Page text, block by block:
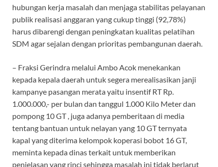
hubungan kerja masalah dan menjaga stabilitas pelayanan
publik realisasi anggaran yang cukup tinggi (92,78%)
harus dibarengi dengan peningkatan kualitas pelatihan
SDM agar sejalan dengan prioritas pembangunan daerah.
– Fraksi Gerindra melalui Ambo Acok menekankan
kepada kepala daerah untuk segera merealisasikan janji
kampanye pasangan merata yaitu insentif RT Rp.
1.000.000,- per bulan dan tanggul 1.000 Kilo Meter dan
pompong 10 GT , juga adanya pemberitaan di media
tentang bantuan untuk nelayan yang 10 GT ternyata
kapal yang diterima kelompok koperasi bobot 16 GT,
meminta kepada dinas terkait untuk memberikan
penjelasan yang rinci sehingga masalah ini tidak berlarut